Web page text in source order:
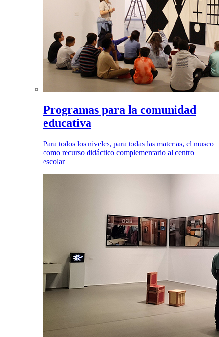
Programas para la comunidad
educativa
Para todos los niveles, para todas las materias, el museo
como recurso didáctico complementario al centro
escolar